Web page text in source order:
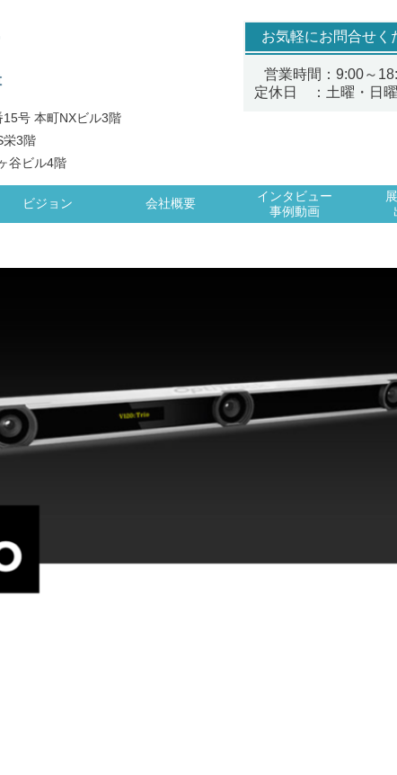
号 本町NXビル3階
栄3階
谷ビル4階
お気軽にお問合せく
営業時間：9:00～
定休日 ：土曜・日曜
ビジョン 会社概要
インタビュー
事例動画